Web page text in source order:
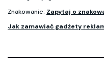
Znakowanie: Zapytaj o
Jak zamawiać gadżety